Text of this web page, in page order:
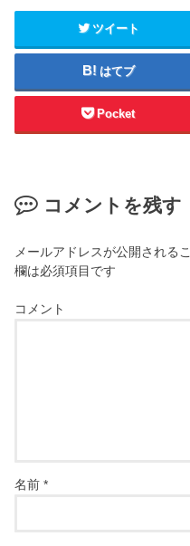
ツイート
はてブ
Pocket
コメントを残す
メールアドレスが公開される
欄は必須項目です
コメント
名前*